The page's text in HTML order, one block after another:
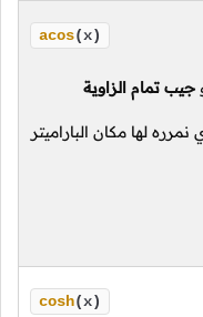
acos(x)
جيب تمام الزاوية
نمرره لها مكان الباراميتر
cosh(x)